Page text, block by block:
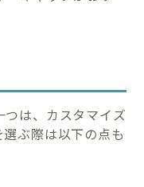
は、カスタマイズ
ぶ際は以下の点も